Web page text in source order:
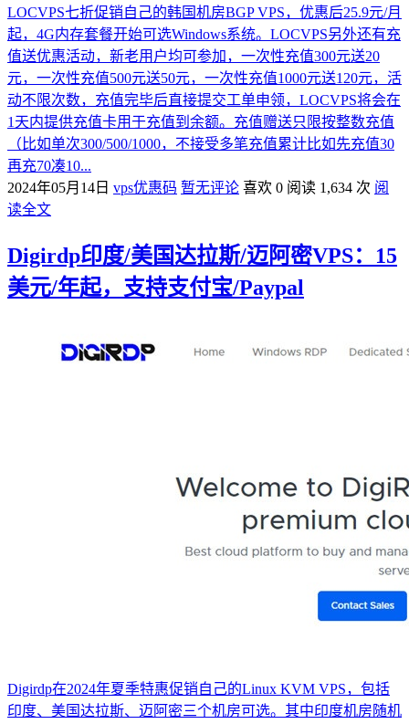
LOCVPS七折促销自己的韩国机房BGP VPS，优惠后25.9元/月
起，4G内存套餐开始可选Windows系统。LOCVPS另外还有充
值送优惠活动，新老用户均可参加，一次性充值300元送20
元，一次性充值500元送50元，一次性充值1000元送120元，活
动不限次数，充值完毕后直接提交工单申领，LOCVPS将会在
1天内提供充值卡用于充值到余额。充值赠送只限按整数充值
（比如单次300/500/1000，不接受多笔充值累计比如先充值30
再充70凑10...
2024年05月14日 vps优惠码 暂无评论 喜欢 0 阅读 1,634 次 阅
读全文
Digirdp印度/美国达拉斯/迈阿密VPS：15
美元/年起，支持支付宝/Paypal
Digirdp在2024年夏季特惠促销自己的Linux KVM VPS，包括
印度、美国达拉斯、迈阿密三个机房可选。其中印度机房随机